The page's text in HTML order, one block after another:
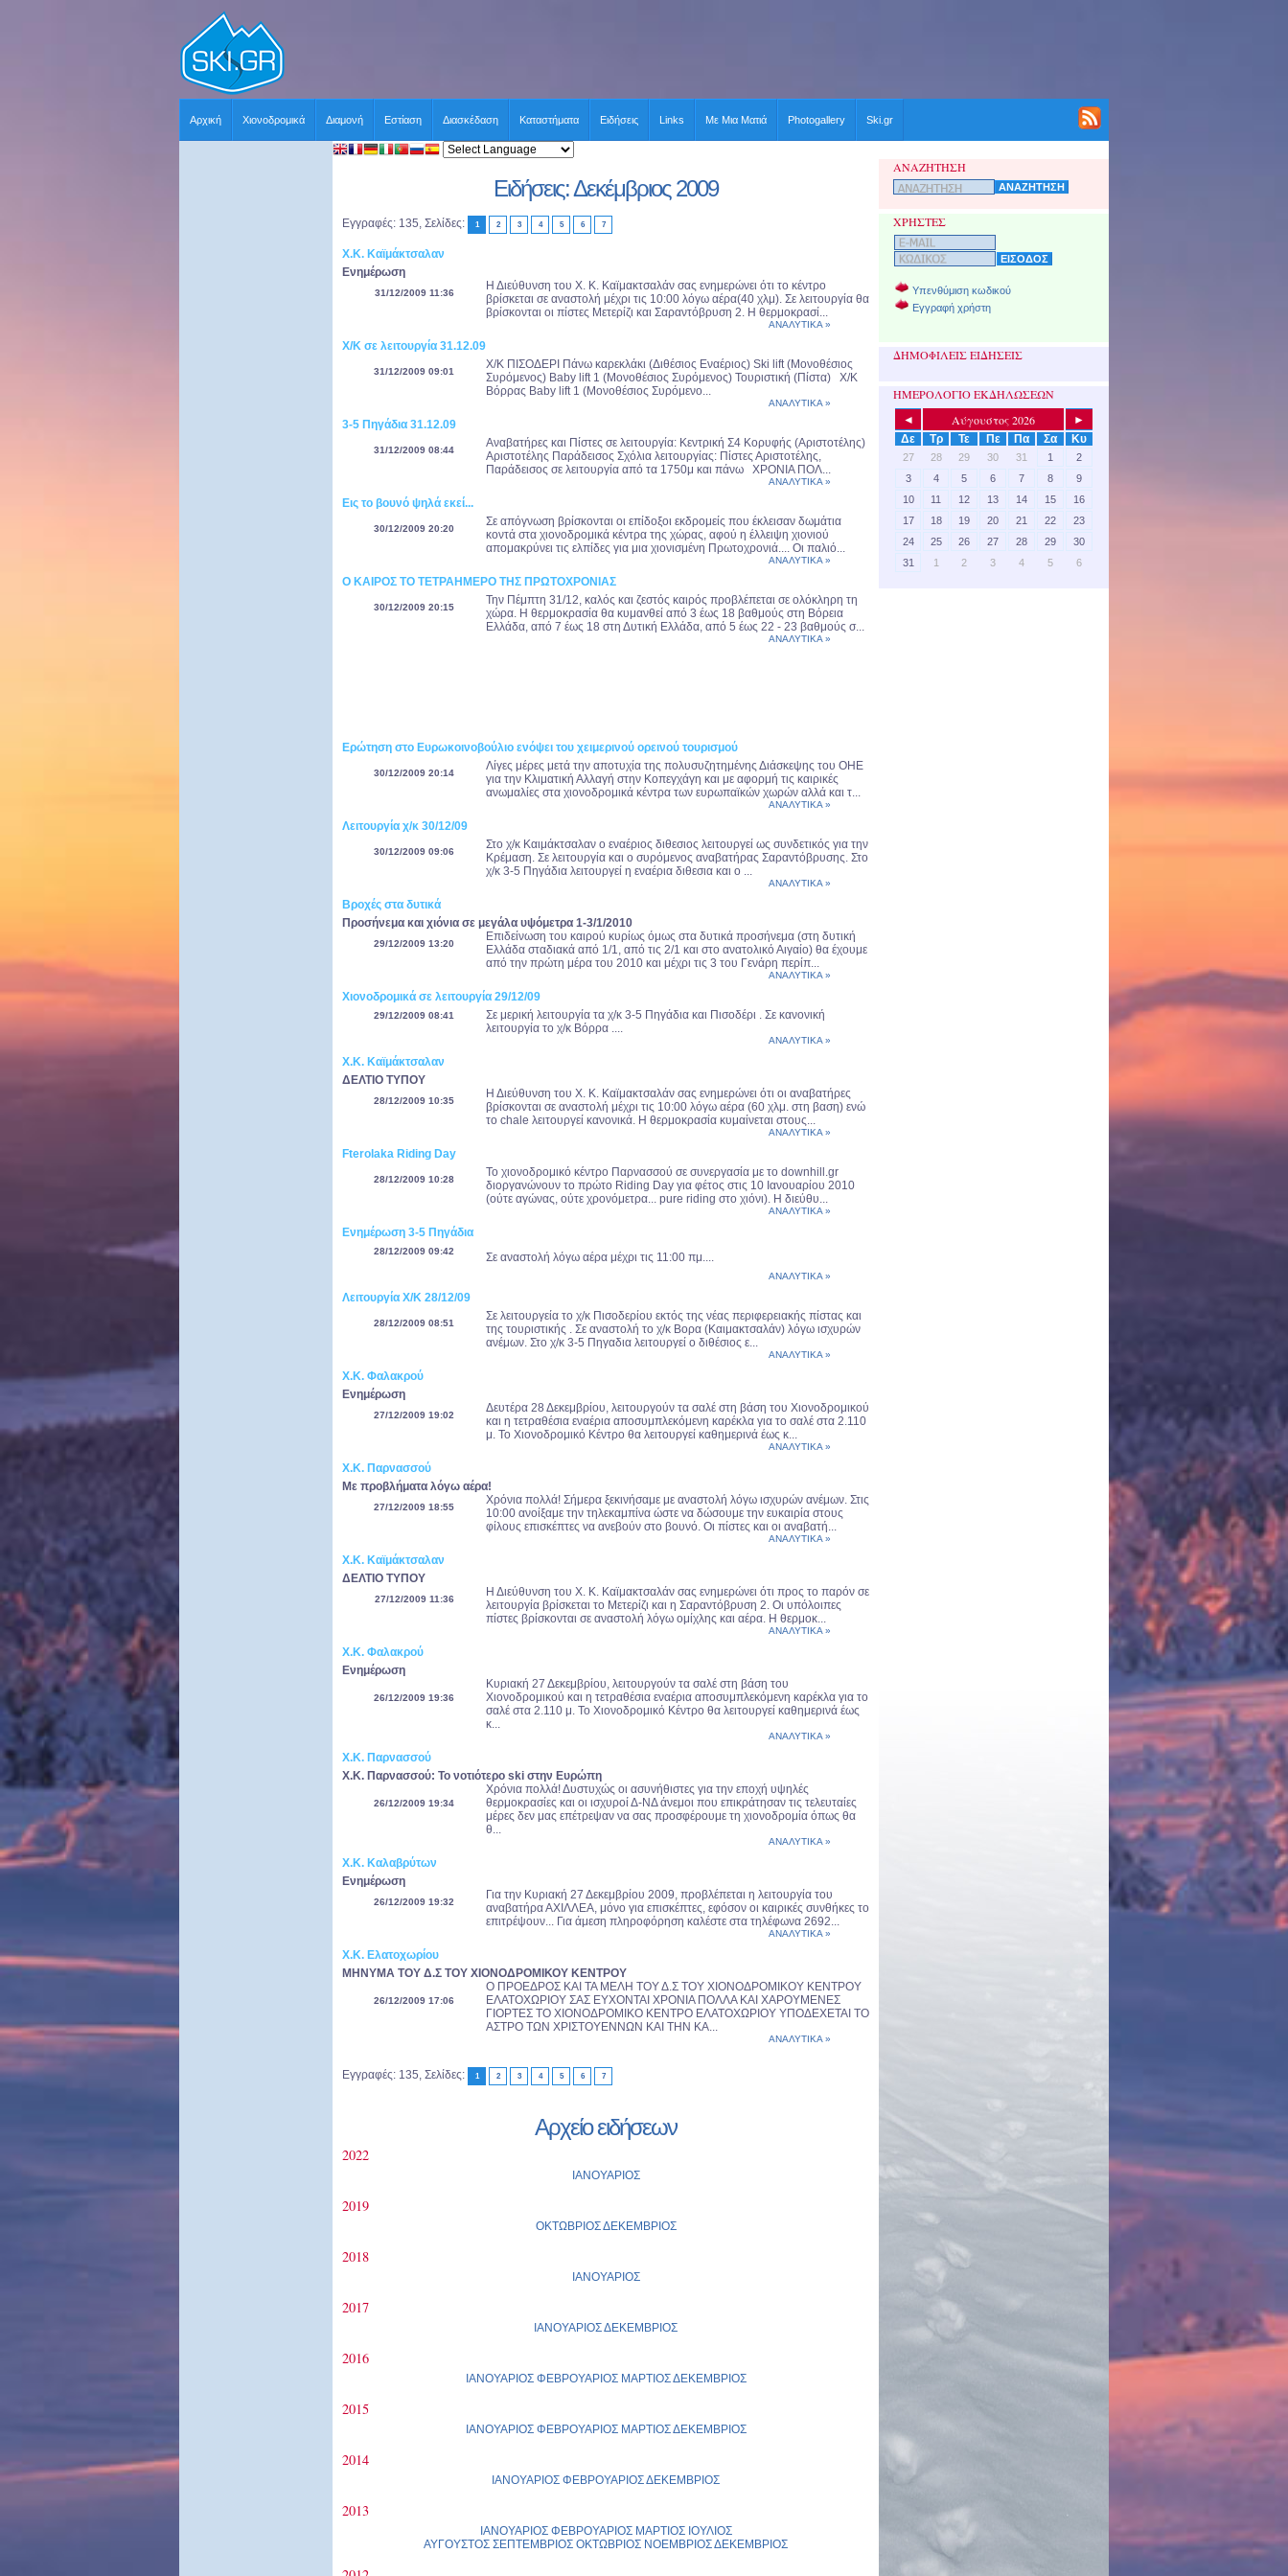
Αρχική Χιονοδρομικά Διαμονή Εστίαση Διασκέδαση Καταστήματα Ειδήσεις Links Με Μια Ματιά Photogallery Ski.gr
Ειδήσεις: Δεκέμβριος 2009
Εγγραφές: 135, Σελίδες: 1 2 3 4 5 6 7
Χ.Κ. Καϊμάκτσαλαν
Ενημέρωση
31/12/2009 11:36
Η Διεύθυνση του Χ. Κ. Καϊμακτσαλάν σας ενημερώνει ότι το κέντρο
βρίσκεται σε αναστολή μέχρι τις 10:00 λόγω αέρα(40 χλμ). Σε λειτουργία θα
βρίσκονται οι πίστες Μετερίζι και Σαραντόβρυση 2. Η θερμοκρασί...
ΑΝΑΛΥΤΙΚΑ »
Χ/Κ σε λειτουργία 31.12.09
31/12/2009 09:01
Χ/Κ ΠΙΣΟΔΕΡΙ Πάνω καρεκλάκι (Διθέσιος Εναέριος) Ski lift (Μονοθέσιος
Συρόμενος) Baby lift 1 (Μονοθέσιος Συρόμενος) Τουριστική (Πίστα) Χ/Κ
Βόρρας Baby lift 1 (Μονοθέσιος Συρόμενο...
ΑΝΑΛΥΤΙΚΑ »
3-5 Πηγάδια 31.12.09
31/12/2009 08:44
Αναβατήρες και Πίστες σε λειτουργία: Κεντρική Σ4 Κορυφής (Αριστοτέλης)
Αριστοτέλης Παράδεισος Σχόλια λειτουργίας: Πίστες Αριστοτέλης,
Παράδεισος σε λειτουργία από τα 1750μ και πάνω ΧΡΟΝΙΑ ΠΟΛ...
ΑΝΑΛΥΤΙΚΑ »
Εις το βουνό ψηλά εκεί...
30/12/2009 20:20
Σε απόγνωση βρίσκονται οι επίδοξοι εκδρομείς που έκλεισαν δωμάτια
κοντά στα χιονοδρομικά κέντρα της χώρας, αφού η έλλειψη χιονιού
απομακρύνει τις ελπίδες για μια χιονισμένη Πρωτοχρονιά.... Οι παλιό...
ΑΝΑΛΥΤΙΚΑ »
Ο ΚΑΙΡΟΣ ΤΟ ΤΕΤΡΑΗΜΕΡΟ ΤΗΣ ΠΡΩΤΟΧΡΟΝΙΑΣ
30/12/2009 20:15
Την Πέμπτη 31/12, καλός και ζεστός καιρός προβλέπεται σε ολόκληρη τη
χώρα. Η θερμοκρασία θα κυμανθεί από 3 έως 18 βαθμούς στη Βόρεια
Ελλάδα, από 7 έως 18 στη Δυτική Ελλάδα, από 5 έως 22 - 23 βαθμούς σ...
ΑΝΑΛΥΤΙΚΑ »
Ερώτηση στο Ευρωκοινοβούλιο ενόψει του χειμερινού ορεινού τουρισμού
30/12/2009 20:14
Λίγες μέρες μετά την αποτυχία της πολυσυζητημένης Διάσκεψης του ΟΗΕ
για την Κλιματική Αλλαγή στην Κοπεγχάγη και με αφορμή τις καιρικές
ανωμαλίες στα χιονοδρομικά κέντρα των ευρωπαϊκών χωρών αλλά και τ...
ΑΝΑΛΥΤΙΚΑ »
Λειτουργία χ/κ 30/12/09
30/12/2009 09:06
Στο χ/κ Καιμάκτσαλαν ο εναέριος διθεσιος λειτουργεί ως συνδετικός για την
Κρέμαση. Σε λειτουργία και ο συρόμενος αναβατήρας Σαραντόβρυσης. Στο
χ/κ 3-5 Πηγάδια λειτουργεί η εναέρια διθεσια και ο ...
ΑΝΑΛΥΤΙΚΑ »
Βροχές στα δυτικά
Προσήνεμα και χιόνια σε μεγάλα υψόμετρα 1-3/1/2010
29/12/2009 13:20
Επιδείνωση του καιρού κυρίως όμως στα δυτικά προσήνεμα (στη δυτική
Ελλάδα σταδιακά από 1/1, από τις 2/1 και στο ανατολικό Αιγαίο) θα έχουμε
από την πρώτη μέρα του 2010 και μέχρι τις 3 του Γενάρη περίπ...
ΑΝΑΛΥΤΙΚΑ »
Χιονοδρομικά σε λειτουργία 29/12/09
29/12/2009 08:41
Σε μερική λειτουργία τα χ/κ 3-5 Πηγάδια και Πισοδέρι . Σε κανονική
λειτουργία το χ/κ Βόρρα ....
ΑΝΑΛΥΤΙΚΑ »
Χ.Κ. Καϊμάκτσαλαν
ΔΕΛΤΙΟ ΤΥΠΟΥ
28/12/2009 10:35
Η Διεύθυνση του Χ. Κ. Καϊμακτσαλάν σας ενημερώνει ότι οι αναβατήρες
βρίσκονται σε αναστολή μέχρι τις 10:00 λόγω αέρα (60 χλμ. στη βαση) ενώ
το chale λειτουργεί κανονικά. Η θερμοκρασία κυμαίνεται στους...
ΑΝΑΛΥΤΙΚΑ »
Fterolaka Riding Day
28/12/2009 10:28
Το χιονοδρομικό κέντρο Παρνασσού σε συνεργασία με το downhill.gr
διοργανώνουν το πρώτο Riding Day για φέτος στις 10 Ιανουαρίου 2010
(ούτε αγώνας, ούτε χρονόμετρα... pure riding στο χιόνι). Η διεύθυ...
ΑΝΑΛΥΤΙΚΑ »
Ενημέρωση 3-5 Πηγάδια
28/12/2009 09:42 Σε αναστολή λόγω αέρα μέχρι τις 11:00 πμ....
ΑΝΑΛΥΤΙΚΑ »
Λειτουργία Χ/Κ 28/12/09
28/12/2009 08:51
Σε λειτουργεία το χ/κ Πισοδερίου εκτός της νέας περιφερειακής πίστας και
της τουριστικής . Σε αναστολή το χ/κ Βορα (Καιμακτσαλάν) λόγω ισχυρών
ανέμων. Στο χ/κ 3-5 Πηγαδια λειτουργεί ο διθέσιος ε...
ΑΝΑΛΥΤΙΚΑ »
Χ.Κ. Φαλακρού
Ενημέρωση
27/12/2009 19:02
Δευτέρα 28 Δεκεμβρίου, λειτουργούν τα σαλέ στη βάση του Χιονοδρομικού
και η τετραθέσια εναέρια αποσυμπλεκόμενη καρέκλα για το σαλέ στα 2.110
μ. Το Χιονοδρομικό Κέντρο θα λειτουργεί καθημερινά έως κ...
ΑΝΑΛΥΤΙΚΑ »
Χ.Κ. Παρνασσού
Με προβλήματα λόγω αέρα!
27/12/2009 18:55
Χρόνια πολλά! Σήμερα ξεκινήσαμε με αναστολή λόγω ισχυρών ανέμων. Στις
10:00 ανοίξαμε την τηλεκαμπίνα ώστε να δώσουμε την ευκαιρία στους
φίλους επισκέπτες να ανεβούν στο βουνό. Οι πίστες και οι αναβατή...
ΑΝΑΛΥΤΙΚΑ »
Χ.Κ. Καϊμάκτσαλαν
ΔΕΛΤΙΟ ΤΥΠΟΥ
27/12/2009 11:36
Η Διεύθυνση του Χ. Κ. Καϊμακτσαλάν σας ενημερώνει ότι προς το παρόν σε
λειτουργία βρίσκεται το Μετερίζι και η Σαραντόβρυση 2. Οι υπόλοιπες
πίστες βρίσκονται σε αναστολή λόγω ομίχλης και αέρα. Η θερμοκ...
ΑΝΑΛΥΤΙΚΑ »
Χ.Κ. Φαλακρού
Ενημέρωση
26/12/2009 19:36
Κυριακή 27 Δεκεμβρίου, λειτουργούν τα σαλέ στη βάση του
Χιονοδρομικού και η τετραθέσια εναέρια αποσυμπλεκόμενη καρέκλα για το
σαλέ στα 2.110 μ. Το Χιονοδρομικό Κέντρο θα λειτουργεί καθημερινά έως
κ...
ΑΝΑΛΥΤΙΚΑ »
Χ.Κ. Παρνασσού
Χ.Κ. Παρνασσού: Το νοτιότερο ski στην Ευρώπη
26/12/2009 19:34
Χρόνια πολλά! Δυστυχώς οι ασυνήθιστες για την εποχή υψηλές
θερμοκρασίες και οι ισχυροί Δ-ΝΔ άνεμοι που επικράτησαν τις τελευταίες
μέρες δεν μας επέτρεψαν να σας προσφέρουμε τη χιονοδρομία όπως θα
θ...
ΑΝΑΛΥΤΙΚΑ »
Χ.Κ. Καλαβρύτων
Ενημέρωση
26/12/2009 19:32
Για την Κυριακή 27 Δεκεμβρίου 2009, προβλέπεται η λειτουργία του
αναβατήρα ΑΧΙΛΛΕΑ, μόνο για επισκέπτες, εφόσον οι καιρικές συνθήκες το
επιτρέψουν... Για άμεση πληροφόρηση καλέστε στα τηλέφωνα 2692...
ΑΝΑΛΥΤΙΚΑ »
Χ.Κ. Ελατοχωρίου
ΜΗΝΥΜΑ ΤΟΥ Δ.Σ ΤΟΥ ΧΙΟΝΟΔΡΟΜΙΚΟΥ ΚΕΝΤΡΟΥ
26/12/2009 17:06
Ο ΠΡΟΕΔΡΟΣ ΚΑΙ ΤΑ ΜΕΛΗ ΤΟΥ Δ.Σ ΤΟΥ ΧΙΟΝΟΔΡΟΜΙΚΟΥ ΚΕΝΤΡΟΥ
ΕΛΑΤΟΧΩΡΙΟΥ ΣΑΣ ΕΥΧΟΝΤΑΙ ΧΡΟΝΙΑ ΠΟΛΛΑ ΚΑΙ ΧΑΡΟΥΜΕΝΕΣ
ΓΙΟΡΤΕΣ ΤΟ ΧΙΟΝΟΔΡΟΜΙΚΟ ΚΕΝΤΡΟ ΕΛΑΤΟΧΩΡΙΟΥ ΥΠΟΔΕΧΕΤΑΙ ΤΟ
ΑΣΤΡΟ ΤΩΝ ΧΡΙΣΤΟΥΕΝΝΩΝ ΚΑΙ ΤΗΝ ΚΑ...
ΑΝΑΛΥΤΙΚΑ »
Εγγραφές: 135, Σελίδες: 1 2 3 4 5 6 7
Αρχείο ειδήσεων
2022
ΙΑΝΟΥΑΡΙΟΣ
2019
ΟΚΤΩΒΡΙΟΣΔΕΚΕΜΒΡΙΟΣ
2018
ΙΑΝΟΥΑΡΙΟΣ
2017
ΙΑΝΟΥΑΡΙΟΣΔΕΚΕΜΒΡΙΟΣ
2016
ΙΑΝΟΥΑΡΙΟΣ ΦΕΒΡΟΥΑΡΙΟΣ ΜΑΡΤΙΟΣΔΕΚΕΜΒΡΙΟΣ
2015
ΙΑΝΟΥΑΡΙΟΣ ΦΕΒΡΟΥΑΡΙΟΣ ΜΑΡΤΙΟΣΔΕΚΕΜΒΡΙΟΣ
2014
ΙΑΝΟΥΑΡΙΟΣ ΦΕΒΡΟΥΑΡΙΟΣΔΕΚΕΜΒΡΙΟΣ
2013
ΙΑΝΟΥΑΡΙΟΣ ΦΕΒΡΟΥΑΡΙΟΣ ΜΑΡΤΙΟΣ ΙΟΥΛΙΟΣ
ΑΥΓΟΥΣΤΟΣ ΣΕΠΤΕΜΒΡΙΟΣ ΟΚΤΩΒΡΙΟΣ ΝΟΕΜΒΡΙΟΣΔΕΚΕΜΒΡΙΟΣ
ΑΝΑΖΗΤΗΣΗ
ΧΡΗΣΤΕΣ
Υπενθύμιση κωδικού
Εγγραφή χρήστη
ΔΗΜΟΦΙΛΕΙΣ ΕΙΔΗΣΕΙΣ
ΗΜΕΡΟΛΟΓΙΟ ΕΚΔΗΛΩΣΕΩΝ
◄ Αύγουστος 2026
►
Δε
Τρ Τε Πε Πα Σα Κυ
27 28 29 30 31 1
2
3
4 5 6 7 8
9
10
11 12 13 14 15
16
17
18 19 20 21 22
23
24
25 26 27 28 29
30
31
1 2 3 4 5 6